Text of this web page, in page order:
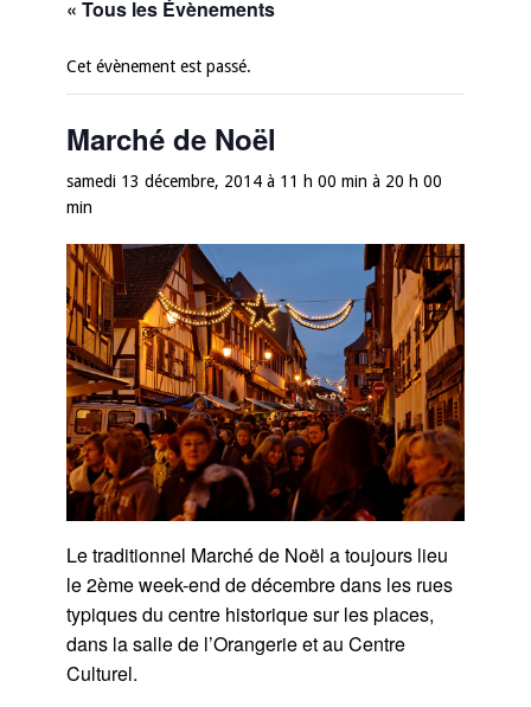
« Tous les Évènements
Cet évènement est passé.
Marché de Noël
samedi 13 décembre, 2014 à 11 h 00 min à 20 h 00
min
Le traditionnel Marché de Noël a toujours lieu
le 2ème week-end de décembre dans les rues
typiques du centre historique sur les places,
dans la salle de l’Orangerie et au Centre
Culturel.